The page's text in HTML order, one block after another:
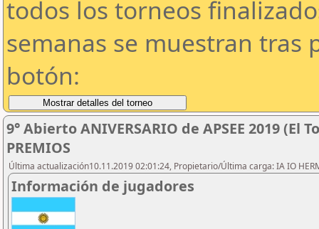
todos los torneos
semanas se muestran tras
botón:
9° Abierto ANIVERSARIO de APSEE 2019 (El
PREMIOS
Última actualización10.11.2019 02:01:24, Propietario/Última carga: IA IO
Información de jugadores